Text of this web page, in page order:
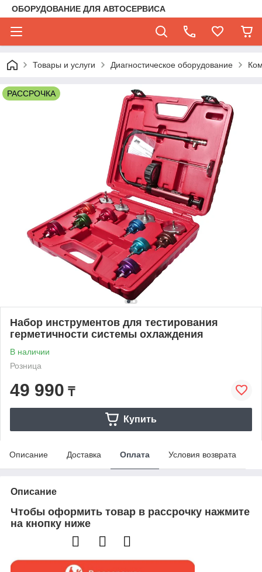
ОБОРУДОВАНИЕ ДЛЯ АВТОСЕРВИСА
Товары и услуги Диагностическое оборудование
РАССРОЧКА
Набор инструментов для тестирования
герметичности системы охлаждения
В наличии
Розница
49 990 ₸
Купить
Описание Доставка Оплата Условия возврата
Описание
Чтобы оформить товар в рассрочку нажмите
на кнопку ниже